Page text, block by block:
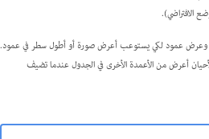
الافتراضي).
صف وعرض عمود لكي يستوعب أعرض صورة أو أطول سطر في عمود.
أعرض من الأعمدة الأخرى في الجدول عندما تضيف